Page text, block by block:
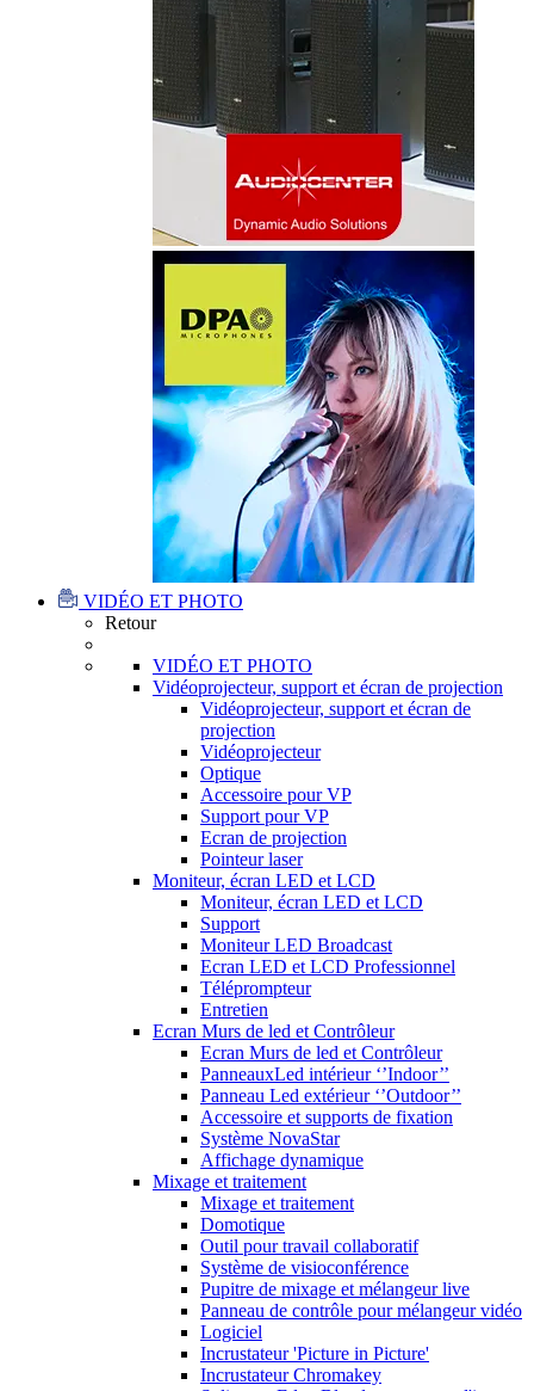
VIDÉO ET PHOTO
Retour
VIDÉO ET PHOTO
Vidéoprojecteur, support et écran de projection
Vidéoprojecteur, support et écran de
projection
Vidéoprojecteur
Optique
Accessoire pour VP
Support pour VP
Ecran de projection
Pointeur laser
Moniteur, écran LED et LCD
Moniteur, écran LED et LCD
Support
Moniteur LED Broadcast
Ecran LED et LCD Professionnel
Téléprompteur
Entretien
Ecran Murs de led et Contrôleur
Ecran Murs de led et Contrôleur
PanneauxLed intérieur ‘’Indoor’’
Panneau Led extérieur ‘’Outdoor’’
Accessoire et supports de fixation
Système NovaStar
Affichage dynamique
Mixage et traitement
Mixage et traitement
Domotique
Outil pour travail collaboratif
Système de visioconférence
Pupitre de mixage et mélangeur live
Panneau de contrôle pour mélangeur vidéo
Logiciel
Incrustateur 'Picture in Picture'
Incrustateur Chromakey